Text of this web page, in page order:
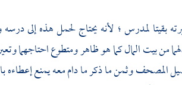
لمدرس ؛ لأنه يحتاج لحمل هذه إلى درسه
بيت المال كما هو ظاهر ومتطوع احتاجهما
المصحف وثمن ما ذكر ما دام معه يمنع إعطاءه